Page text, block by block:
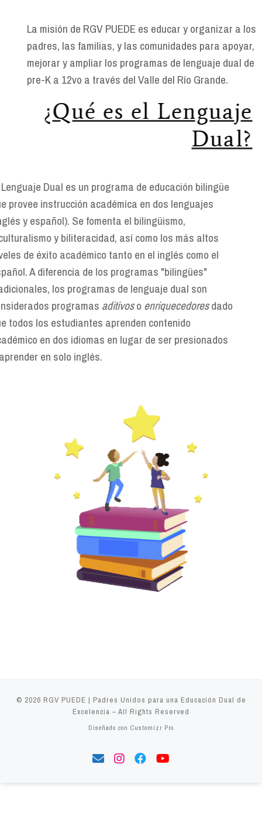
La misión de RGV PUEDE es educar y organizar a los
padres, las familias, y las comunidades para apoyar,
mejorar y ampliar los programas de lenguaje dual de
pre-K a 12vo a través del Valle del Río Grande.
¿Qué es el Lenguaje
Dual?
Lenguaje Dual es un programa de educación bilingüe
provee instrucción académica en dos lenguajes
y español). Se fomenta el bilingüismo,
y biliteracidad, así como los más altos
de éxito académico tanto en el inglés como el
A diferencia de los programas "bilingües"
los programas de lenguaje dual son
programasaditivosoenriquecedoresdado
todos los estudiantes aprenden contenido
en dos idiomas en lugar de ser presionados
aprender en solo inglés.
© 2026 RGV PUEDE | Padres Unidos para una Educación Dual de
Excelencia – All Rights Reserved
Diseñado con Customizr Pro